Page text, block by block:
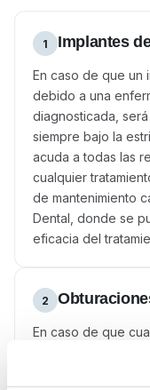
1 Implantes
En caso de que un
debido a una
diagnosticada,
siempre bajo la
acuda a todas las
cualquier
de mantenimiento
Dental, donde se
eficacia del
2
En caso de que
(empaste) se
periodo de